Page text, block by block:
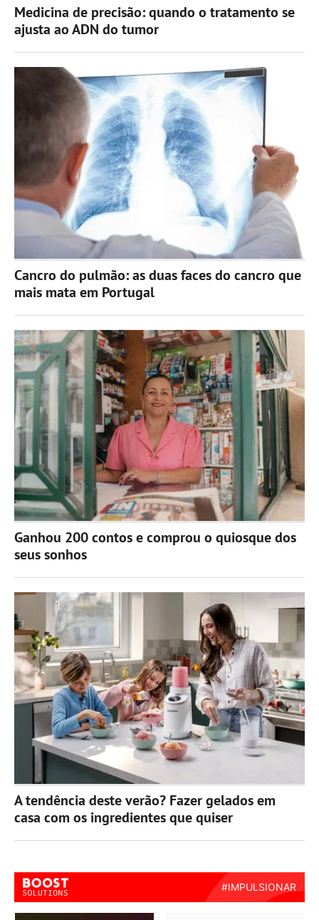
Medicina de precisão: quando o tratamento se
ajusta ao ADN do tumor
Cancro do pulmão: as duas faces do cancro que
mais mata em Portugal
Ganhou 200 contos e comprou o quiosque dos
seus sonhos
A tendência deste verão? Fazer gelados em
casa com os ingredientes que quiser